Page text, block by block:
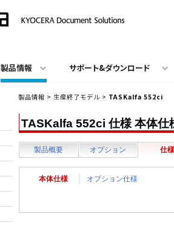
製品情報 サポート&ダウンロード
製品情報 > 生産終了モデル > TASKalfa 552ci
TASKalfa 552ci 仕様 本体仕
製品概要 オプション 仕様
本体仕様 オプション仕様